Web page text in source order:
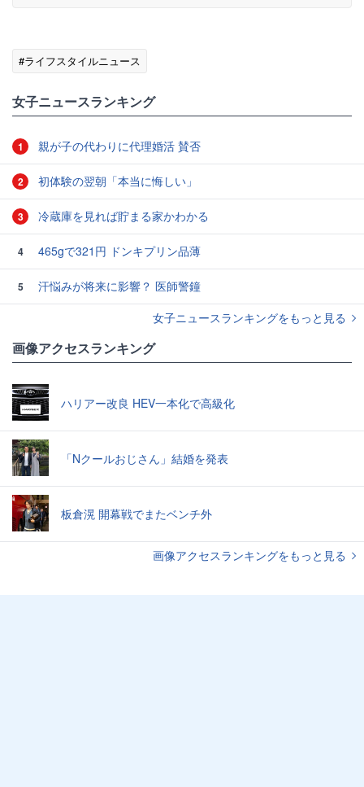
#ライフスタイルニュース
女子ニュースランキング
1 親が子の代わりに代理婚活 賛否
2 初体験の翌朝「本当に悔しい」
3 冷蔵庫を見れば貯まる家かわかる
4 465gで321円 ドンキプリン品薄
5
汗悩みが将来に影響？ 医師警鐘
女子ニュースランキングをもっと見る
画像アクセスランキング
ハリアー改良 HEV一本化で高級化
「Nクールおじさん」結婚を発表
板倉滉 開幕戦でまたベンチ外
画像アクセスランキングをもっと見る